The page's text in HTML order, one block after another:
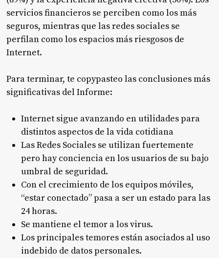
servicios financieros se perciben como los más
seguros, mientras que las redes sociales se
perfilan como los espacios más riesgosos de
Internet.
Para terminar, te copypasteo las conclusiones más
significativas del Informe:
Internet sigue avanzando en utilidades para
distintos aspectos de la vida cotidiana
Las Redes Sociales se utilizan fuertemente
pero hay conciencia en los usuarios de su bajo
umbral de seguridad.
Con el crecimiento de los equipos móviles,
“estar conectado” pasa a ser un estado para las
24 horas.
Se mantiene el temor a los virus.
Los principales temores están asociados al uso
indebido de datos personales.